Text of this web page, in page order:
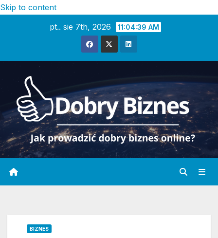
Skip to content
pt.. sie 7th, 2026
11:04:41 AM
BIZNES